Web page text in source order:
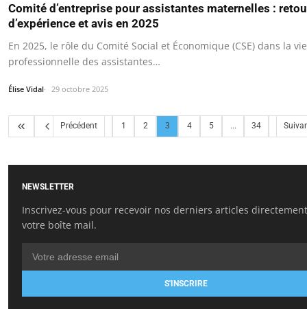
Comité d’entreprise pour assistantes maternelles :
d’expérience et avis en 2025
En 2025, le rôle du Comité Social et Économique (CSE) dans la vie
professionnelle des assistantes…
Élise Vidal 29 octobre 2025
Précédent 1 2 3 4 5 ... 34
NEWSLETTER
Inscrivez-vous pour recevoir nos derniers articles
votre boîte mail.
S'INSCRIRE